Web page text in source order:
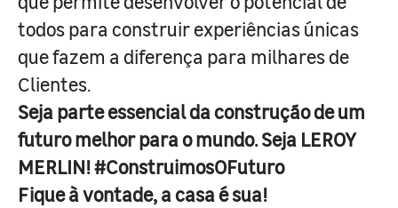
todos para construir experiências únicas
que fazem a diferença para milhares de
Clientes.
Seja parte essencial da construção de um
futuro melhor para o mundo. Seja LEROY
MERLIN! #ConstruimosOFuturo
Fique à vontade, a casa é sua!